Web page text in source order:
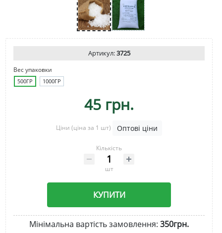
Артикул:3725
Вес упаковки
500ГР 1000ГР
45 грн.
Ціни (ціна за 1 шт) Оптові ціни
Кількість
шт
КУПИТИ
Мінімальна вартість замовлення: 350грн.